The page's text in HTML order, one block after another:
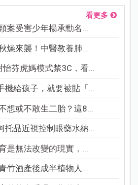
看更多
案受害少年楊承勳名...
燥來襲！中醫教養肺...
怡芬虎媽模式禁3C，看...
機給孩子，就要被貼「...
想或不敢生二胎？這8...
托品近視控制眼藥水納...
是無法改變的現實，...
竹酒產後成半植物人...